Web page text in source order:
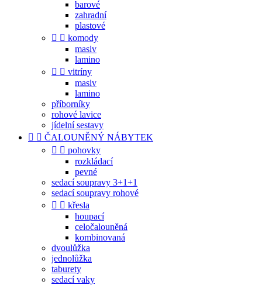
barové
zahradní
plastové
  komody
masiv
lamino
  vitríny
masiv
lamino
příborníky
rohové lavice
jídelní sestavy
  ČALOUNĚNÝ NÁBYTEK
  pohovky
rozkládací
pevné
sedací soupravy 3+1+1
sedací soupravy rohové
  křesla
houpací
celočalouněná
kombinovaná
dvoulůžka
jednolůžka
taburety
sedací vaky